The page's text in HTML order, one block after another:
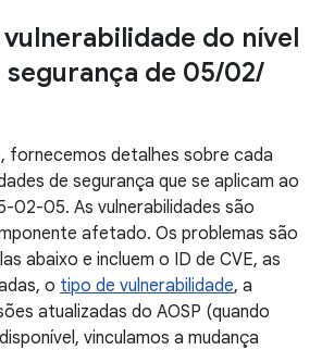
vulnerabilidade do nível
de 05/02/
fornecemos detalhes sobre cada
de segurança que se aplicam ao
02-05. As vulnerabilidades são
afetado. Os problemas são
abaixo e incluem o ID de CVE, as
o tipo de vulnerabilidade, a
atualizadas do AOSP (quando
vinculamos a mudança